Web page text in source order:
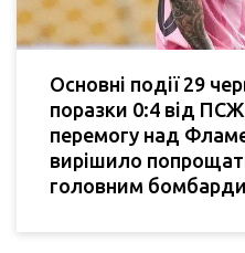
Основні події 29
поразки 0:4 від
перемогу над
вирішило
головним